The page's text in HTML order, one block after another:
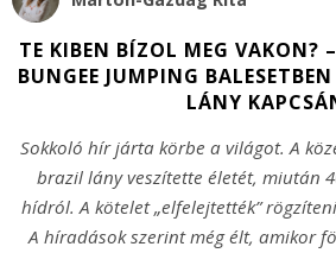
TE KIBEN BÍZOL MEG VAKON?
BUNGEE JUMPING
LÁNY
Sokkoló hír járta körbe a világot. A
brazil lány veszítette életét, miután
hídról. A kötelet „elfelejtették”
A híradások szerint még élt, amikor